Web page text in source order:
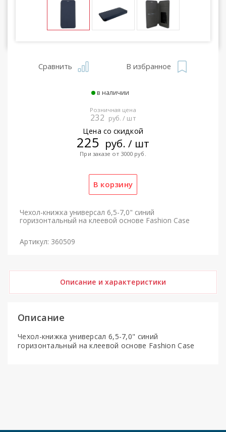
Сравнить В избранное
в наличии
Розничная цена
232 руб. / шт
Цена со скидкой
225 руб. / шт
При заказе от 3000 руб.
Чехол-книжка универсал 6,5-7,0" синий
горизонтальный на клеевой основе Fashion Case
Артикул: 360509
Описание и характеристики
Описание
Чехол-книжка универсал 6,5-7,0" синий
горизонтальный на клеевой основе Fashion Case